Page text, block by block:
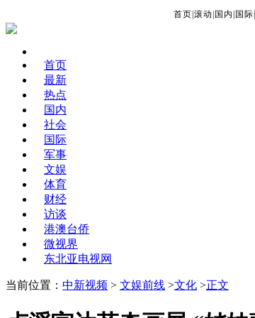
首页 滚动 国内 国际
首页
最新
热点
国内
社会
国际
军事
文娱
体育
财经
访谈
港澳台侨
微视界
东北亚电视网
当前位置： 中新视频 > 文娱前线 >文化 >正文